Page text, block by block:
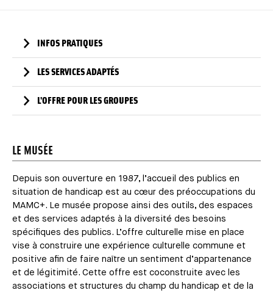
INFOS PRATIQUES
LES SERVICES ADAPTÉS
L'OFFRE POUR LES GROUPES
LE MUSÉE
Depuis son ouverture en 1987, l’accueil des publics en
situation de handicap est au cœur des préoccupations du
MAMC+. Le musée propose ainsi des outils, des espaces
et des services adaptés à la diversité des besoins
spécifiques des publics. L’offre culturelle mise en place
vise à construire une expérience culturelle commune et
positive afin de faire naître un sentiment d’appartenance
et de légitimité. Cette offre est coconstruite avec les
associations et structures du champ du handicap et de la